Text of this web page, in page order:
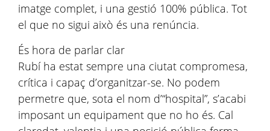
imatge complet, i una gestió 100% pública. Tot
el que no sigui això és una renúncia.
És hora de parlar clar
Rubí ha estat sempre una ciutat compromesa,
crítica i capaç d’organitzar-se. No podem
permetre que, sota el nom d’“hospital”, s’acabi
imposant un equipament que no ho és. Cal